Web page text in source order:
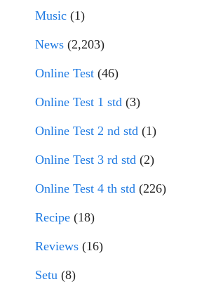
Music (1)
News (2,203)
Online Test (46)
Online Test 1 std (3)
Online Test 2 nd std (1)
Online Test 3 rd std (2)
Online Test 4 th std (226)
Recipe (18)
Reviews (16)
Setu (8)